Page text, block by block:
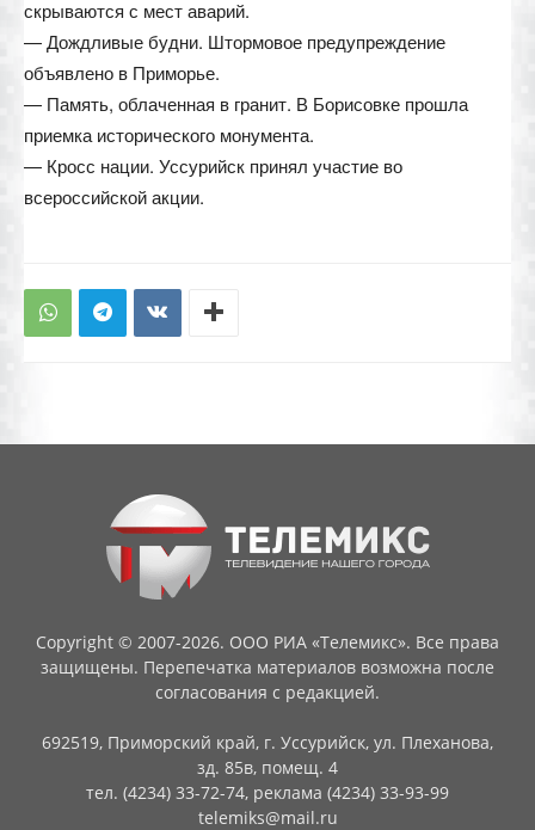
скрываются с мест аварий.
— Дождливые будни. Штормовое предупреждение
объявлено в Приморье.
— Память, облаченная в гранит. В Борисовке прошла
приемка исторического монумента.
— Кросс нации. Уссурийск принял участие во
всероссийской акции.
Copyright © 2007-2026. ООО РИА «Телемикс». Все права
защищены. Перепечатка материалов возможна после
согласования с редакцией.
692519, Приморский край, г. Уссурийск, ул. Плеханова,
зд. 85в, помещ. 4
тел. (4234) 33-72-74, реклама (4234) 33-93-99
telemiks@mail.ru